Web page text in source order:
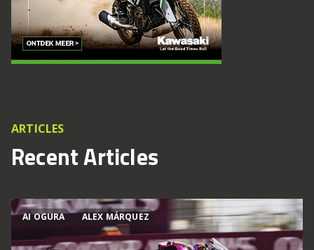
ARTICLES
Recent Articles
AI OGURA ALEX MÁRQUEZ